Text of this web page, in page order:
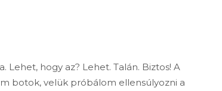
Lehet, hogy az? Lehet. Talán. Biztos! A
botok, velük próbálom ellensúlyozni a